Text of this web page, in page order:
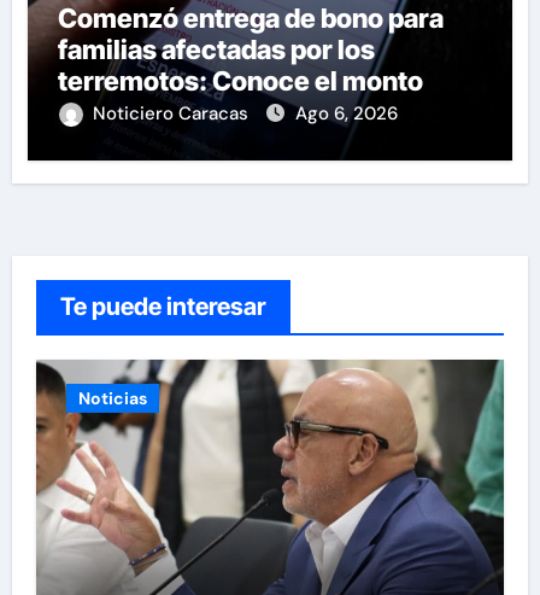
Comenzó entrega de bono para
familias afectadas por los
terremotos: Conoce el monto
Noticiero Caracas Ago 6, 2026
Te puede interesar
Noticias